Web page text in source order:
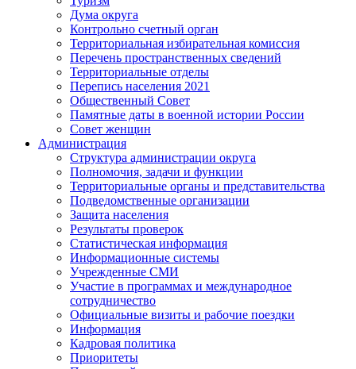
Дума округа
Контрольно счетный орган
Территориальная избирательная комиссия
Перечень пространственных сведений
Территориальные отделы
Перепись населения 2021
Общественный Совет
Памятные даты в военной истории России
Совет женщин
Администрация
Структура администрации округа
Полномочия, задачи и функции
Территориальные органы и представительства
Подведомственные организации
Защита населения
Результаты проверок
Статистическая информация
Информационные системы
Учрежденные СМИ
Участие в программах и международное
сотрудничество
Официальные визиты и рабочие поездки
Информация
Кадровая политика
Приоритеты